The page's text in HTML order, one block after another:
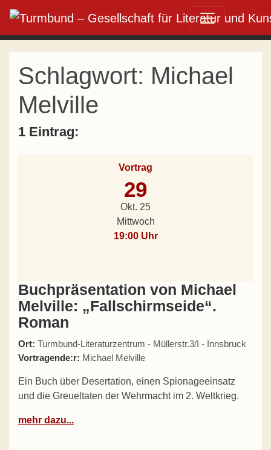
Hauptnavigation
Schlagwort: Michael
Melville
1 Eintrag:
Vortrag
29
Okt. 25
Mittwoch
19:00 Uhr
Buchpräsentation von Michael
Melville: „Fallschirmseide“.
Roman
Ort: Turmbund-Literaturzentrum - Müllerstr.3/I - Innsbruck
Vortragende:r: Michael Melville
Ein Buch über Desertation, einen Spionageeinsatz
und die Greueltaten der Wehrmacht im 2. Weltkrieg.
mehr dazu...